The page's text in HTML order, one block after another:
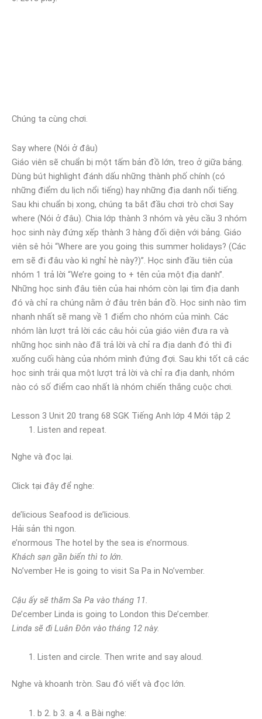
Chúng ta cùng chơi.
Say where (Nói ở đâu)
Giáo viên sẽ chuẩn bị một tấm bản đồ lớn, treo ở giữa bảng.
Dùng bút highlight đánh dấu những thành phố chính (có
những điểm du lịch nổi tiếng) hay những địa danh nổi tiếng.
Sau khi chuẩn bị xong, chúng ta bắt đầu chơi trò chơi Say
where (Nói ở đâu). Chia lớp thành 3 nhóm và yêu cầu 3 nhóm
học sinh này đứng xếp thành 3 hàng đối diện với bảng. Giáo
viên sê hỏi “Where are you going this summer holidays? (Các
em sẽ đi đâu vào kì nghỉ hè này?)”. Học sinh đầu tiên của
nhóm 1 trả lời “We’re going to + tên của một địa danh”.
Những học sinh đâu tiên của hai nhóm còn lại tìm địa danh
đó và chỉ ra chúng nằm ở đâu trên bản đồ. Học sinh nào tìm
nhanh nhất sẽ mang về 1 điểm cho nhóm của mình. Các
nhóm làn lượt trả lời các câu hỏi của giáo viên đưa ra và
những học sinh nào đã trả lời và chỉ ra địa danh đó thì đi
xuống cuối hàng của nhóm mình đứng đợi. Sau khi tốt câ các
học sinh trải qua một lượt trả lời và chỉ ra địa danh, nhóm
nào có số điểm cao nhất là nhóm chiến thắng cuộc chơi.
Lesson 3 Unit 20 trang 68 SGK Tiếng Anh lớp 4 Mới tập 2
Listen and repeat.
Nghe và đọc lại.
Click tại đây để nghe:
de’licious Seafood is de’licious.
Hải sản thì ngon.
e’normous The hotel by the sea is e’normous.
Khách sạn gần biển thì to lớn.
No’vember He is going to visit Sa Pa in No’vember.
Cậu ấy sẽ thăm Sa Pa vào tháng 11.
De’cember Linda is going to London this De’cember.
Linda sẽ đi Luân Đôn vào tháng 12 này.
Listen and circle. Then write and say aloud.
Nghe và khoanh tròn. Sau đó viết và đọc lớn.
b 2. b 3. a 4. a Bài nghe: